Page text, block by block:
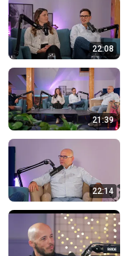
22:08
21:39
22:14